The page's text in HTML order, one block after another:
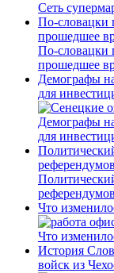
Сеть
По-словацки
прошедшее
По-словацки
прошедшее
Демографы
для
Демографы
для
Что
Что
История
войск из